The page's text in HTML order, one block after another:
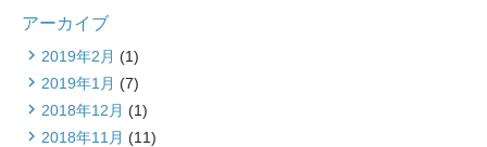
アーカイブ
2019年2月 (1)
2019年1月 (7)
2018年12月 (1)
2018年11月 (11)